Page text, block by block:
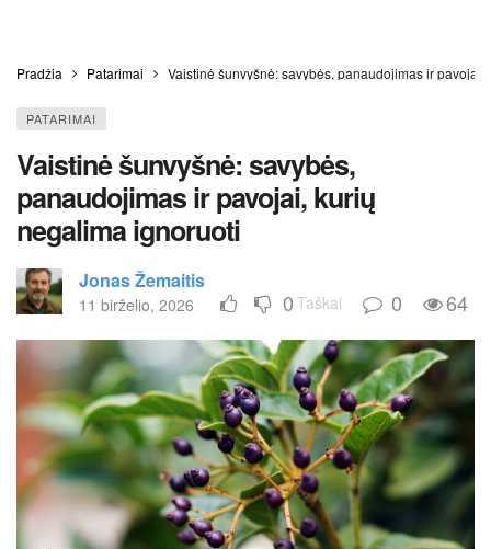
Pradžia Patarimai Vaistinė šunvyšnė: savybės, panaudojimas ir
PATARIMAI
Vaistinė šunvyšnė: savybės,
panaudojimas ir pavojai, kurių
negalima ignoruoti
Jonas Žemaitis
11 birželio, 2026 0 Taškai 0 64